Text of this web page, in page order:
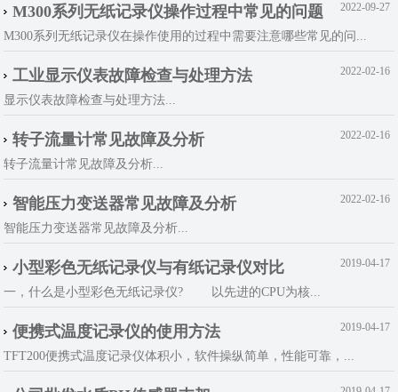
2022-09-27
M300系列无纸记录仪操作过程中常见的问题
M300系列无纸记录仪在操作使用的过程中需要注意哪些常见的问...
2022-02-16
工业显示仪表故障检查与处理方法
显示仪表故障检查与处理方法...
2022-02-16
转子流量计常见故障及分析
转子流量计常见故障及分析...
2022-02-16
智能压力变送器常见故障及分析
智能压力变送器常见故障及分析...
2019-04-17
小型彩色无纸记录仪与有纸记录仪对比
一，什么是小型彩色无纸记录仪? 以先进的CPU为核...
2019-04-17
便携式温度记录仪的使用方法
TFT200便携式温度记录仪体积小，软件操纵简单，性能可靠，...